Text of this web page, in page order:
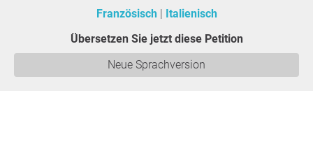
Französisch
Italienisch
Übersetzen Sie jetzt diese Petition
Neue Sprachversion